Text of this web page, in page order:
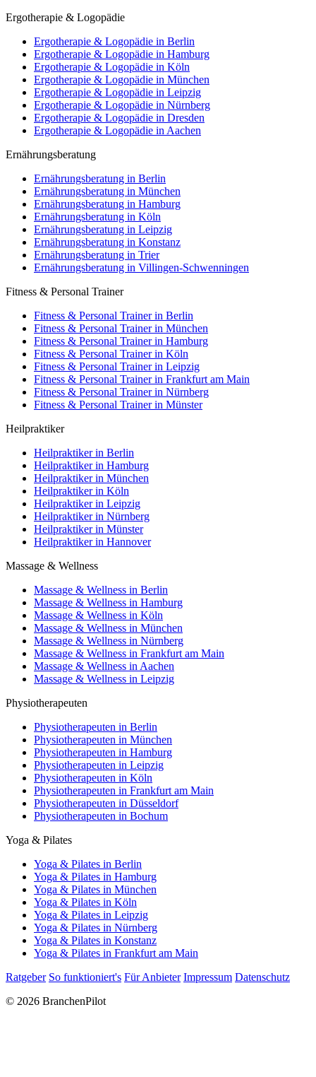
Ergotherapie & Logopädie
Ergotherapie & Logopädie in Berlin
Ergotherapie & Logopädie in Hamburg
Ergotherapie & Logopädie in Köln
Ergotherapie & Logopädie in München
Ergotherapie & Logopädie in Leipzig
Ergotherapie & Logopädie in Nürnberg
Ergotherapie & Logopädie in Dresden
Ergotherapie & Logopädie in Aachen
Ernährungsberatung
Ernährungsberatung in Berlin
Ernährungsberatung in München
Ernährungsberatung in Hamburg
Ernährungsberatung in Köln
Ernährungsberatung in Leipzig
Ernährungsberatung in Konstanz
Ernährungsberatung in Trier
Ernährungsberatung in Villingen-Schwenningen
Fitness & Personal Trainer
Fitness & Personal Trainer in Berlin
Fitness & Personal Trainer in München
Fitness & Personal Trainer in Hamburg
Fitness & Personal Trainer in Köln
Fitness & Personal Trainer in Leipzig
Fitness & Personal Trainer in Frankfurt am Main
Fitness & Personal Trainer in Nürnberg
Fitness & Personal Trainer in Münster
Heilpraktiker
Heilpraktiker in Berlin
Heilpraktiker in Hamburg
Heilpraktiker in München
Heilpraktiker in Köln
Heilpraktiker in Leipzig
Heilpraktiker in Nürnberg
Heilpraktiker in Münster
Heilpraktiker in Hannover
Massage & Wellness
Massage & Wellness in Berlin
Massage & Wellness in Hamburg
Massage & Wellness in Köln
Massage & Wellness in München
Massage & Wellness in Nürnberg
Massage & Wellness in Frankfurt am Main
Massage & Wellness in Aachen
Massage & Wellness in Leipzig
Physiotherapeuten
Physiotherapeuten in Berlin
Physiotherapeuten in München
Physiotherapeuten in Hamburg
Physiotherapeuten in Leipzig
Physiotherapeuten in Köln
Physiotherapeuten in Frankfurt am Main
Physiotherapeuten in Düsseldorf
Physiotherapeuten in Bochum
Yoga & Pilates
Yoga & Pilates in Berlin
Yoga & Pilates in Hamburg
Yoga & Pilates in München
Yoga & Pilates in Köln
Yoga & Pilates in Leipzig
Yoga & Pilates in Nürnberg
Yoga & Pilates in Konstanz
Yoga & Pilates in Frankfurt am Main
Ratgeber So funktioniert's Für Anbieter Impressum Datenschutz
© 2026 BranchenPilot